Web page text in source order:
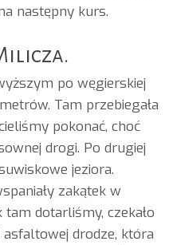
następny kurs.
po węgierskiej
Tam przebiegała
pokonać, choć
drogi. Po drugiej
jeziora.
zakątek w
dotarliśmy, czekało
drodze, która